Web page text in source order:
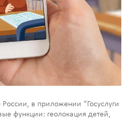
в приложении “Госуслуги
функции: геолокация детей,